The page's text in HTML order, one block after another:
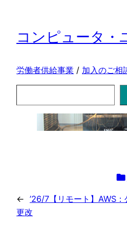
コンピュータ・
労働者供給事業 / 加入のご相
索
folder
← ’26/7【リモート】AWS
更改